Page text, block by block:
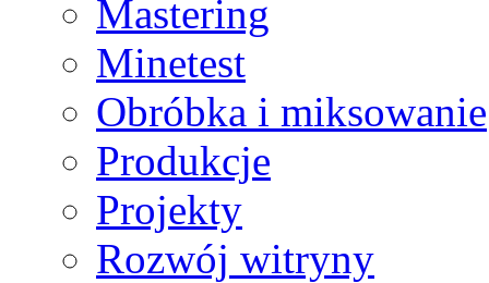
Mastering
Minetest
Obróbka i miksowanie
Produkcje
Projekty
Rozwój witryny